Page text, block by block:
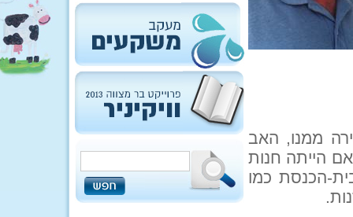
ממנו, האב
הייתה חנות
הכנסת כמו